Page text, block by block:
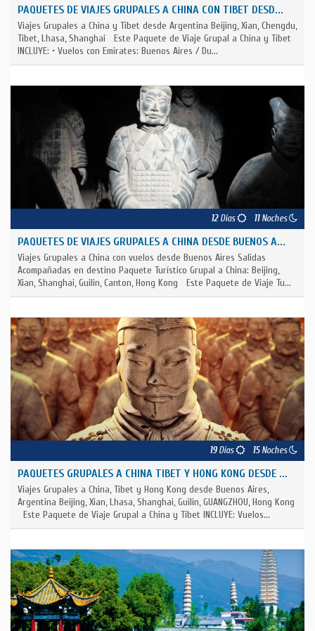
PAQUETES DE VIAJES GRUPALES A CHINA CON TIBET DESD...
Viajes Grupales a China y Tibet desde Argentina Beijing, Xian, Chengdu,
Tibet, Lhasa, Shanghai Este Paquete de Viaje Grupal a China y Tíbet
INCLUYE: • Vuelos con Emirates: Buenos Aires / Du...
12Días 11Noches
PAQUETES DE VIAJES GRUPALES A CHINA DESDE BUENOS A...
Viajes Grupales a China con vuelos desde Buenos Aires Salidas
Acompañadas en destino Paquete Turístico Grupal a China: Beijing,
Xian, Shanghai, Guilin, Canton, Hong Kong Este Paquete de Viaje Tu...
19Días 15Noches
PAQUETES GRUPALES A CHINA TIBET Y HONG KONG DESDE ...
Viajes Grupales a China, Tibet y Hong Kong desde Buenos Aires,
Argentina Beijing, Xian, Lhasa, Shanghai, Guilin, GUANGZHOU, Hong Kong
Este Paquete de Viaje Grupal a China y Tibet INCLUYE: Vuelos...